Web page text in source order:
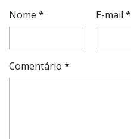
Nome * E-mail*
Comentário *